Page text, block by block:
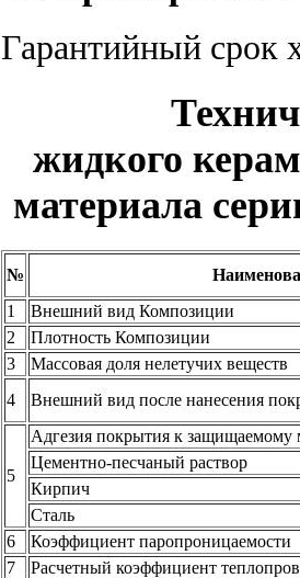
Гарантийный срок
жидкого
материала
№
1
Внешний вид Композиции
2
Плотность Композиции
3
Массовая доля нелетучих веществ
4
Внешний вид после нанесения
5
Адгезия покрытия к защищаемому
Цементно-песчаный раствор
Кирпич
Сталь
6
Коэффициент паропроницаемости
7
Расчетный коэффициент